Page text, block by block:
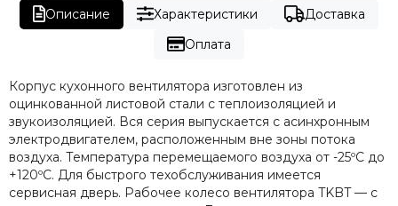
Описание Характеристики
Доставка
Оплата
Корпус кухонного вентилятора изготовлен из
оцинкованной листовой стали с теплоизоляцией и
звукоизоляцией. Вся серия выпускается с асинхронным
электродвигателем, расположенным вне зоны потока
воздуха. Температура перемещаемого воздуха от -25ºC до
+120ºC. Для быстрого техобслуживания имеется
сервисная дверь. Рабочее колесо вентилятора TKBT — с